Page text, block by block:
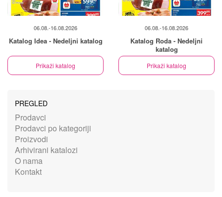
06.08.-16.08.2026
Katalog Idea - Nedeljni katalog
Prikaži katalog
06.08.-16.08.2026
Katalog Roda - Nedeljni
katalog
Prikaži katalog
PREGLED
Prodavci
Prodavci po kategoriji
Proizvodi
Arhivirani katalozi
O nama
Kontakt